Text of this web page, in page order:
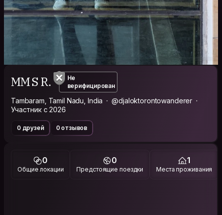
MM S R.
Не
верифицирован
Tambaram, Tamil Nadu, India
@djaloktorontowanderer
Участник с 2026
0 друзей 0 отзывов
0
Общие локации
0
Предстоящие поездки
1
Места проживания